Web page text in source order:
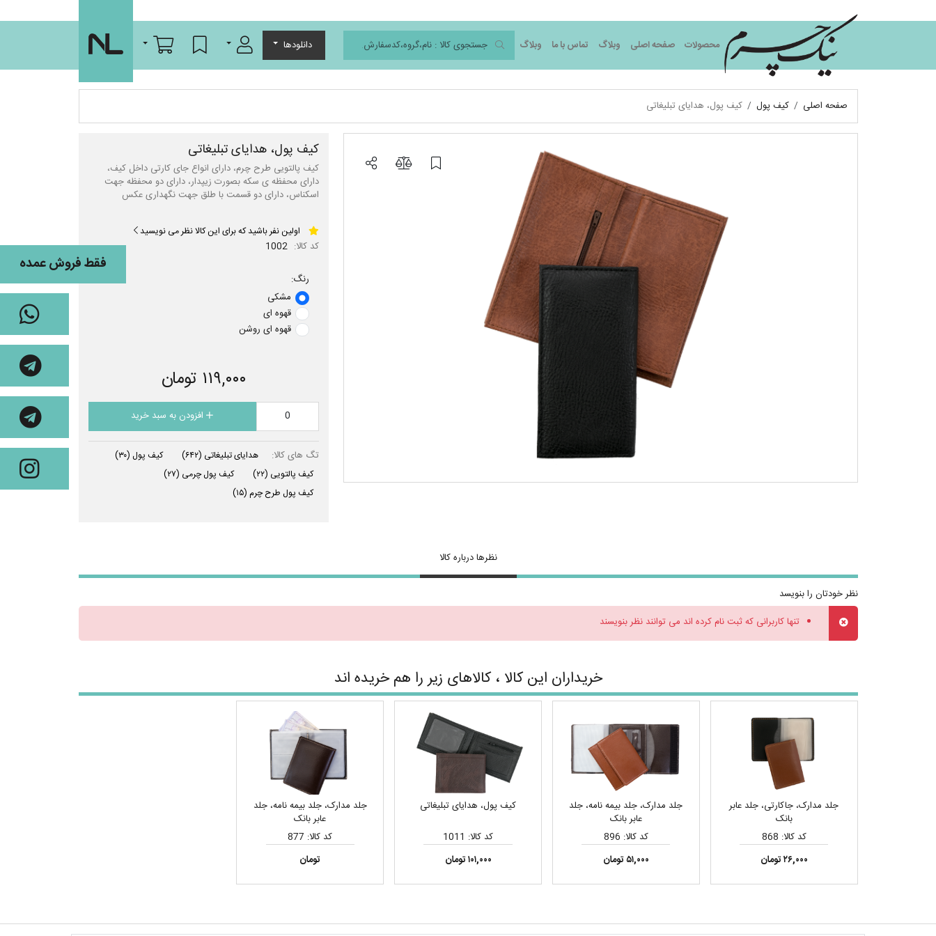
نیک چرم
محصولات
صفحه اصلی وبلاگ تماس با ما وبلاگ دانلودها ورود/عضویتلیست مورد علاقه
سبد خرید
صفحه اصلی کیف پول کیف پول، هدایای تبلیغاتی
کیف پول، هدایای تبلیغاتی
کیف پالتویی طرح چرم، دارای انواع جای کارتی داخل کیف،
دارای محفظه ی سکه بصورت زیپدار، دارای دو محفظه جهت
اسکناس، دارای دو قسمت با طلق جهت نگهداری عکس
اولین نفر باشید که برای این کالا نظر می نویسید
کد کالا: 1002
رنگ:
مشکی
قهوه ای
قهوه ای روشن
۱۱۹,۰۰۰ تومان
افزودن به سبد خرید
تگ های کالا: هدایای تبلیغاتی (۶۴۲) کیف پول (۳۰)
کیف پالتویی (۲۲) کیف پول چرمی (۲۷)
کیف پول طرح چرم (۱۵)
نظرها درباره کالا
نظر خودتان را بنویسد
تنها کاربرانی که ثبت نام کرده اند می توانند نظر بنویسند
خریداران این کالا ، کالاهای زیر را هم خریده اند
جلد مدارک، جاکارتی، جلد عابر
بانک
کد کالا: 868
۲۶,۰۰۰ تومان
جلد مدارک، جلد بیمه نامه، جلد
عابر بانک
کد کالا: 896
۵۱,۰۰۰ تومان
کیف پول، هدایای تبلیغاتی
کد کالا: 1011
۱۰۱,۰۰۰ تومان
جلد مدارک، جلد بیمه نامه، جلد
عابر بانک
کد کالا: 877
تومان
فقط فروش عمده